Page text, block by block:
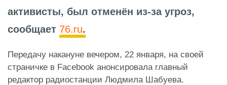
активисты, был отменён из-за угроз,
сообщает 76.ru.
Передачу накануне вечером, 22 января, на своей
страничке в Facebook анонсировала главный
редактор радиостанции Людмила Шабуева.